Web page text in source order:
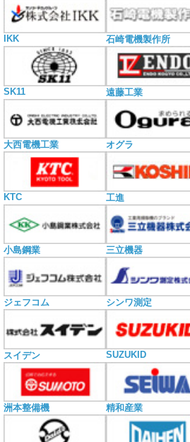
IKK 石崎電機製作所
SK11 遠藤工業
大西電機工業 オグラ
KTC 工進
小島鋼業 三立機器
ジェフコム シンワ測定
スイデン SUZUKID
洲本整備機 精和産業